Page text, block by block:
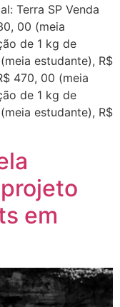
Terra SP Venda
00 (meia
de 1 kg de
estudante), R$
470, 00 (meia
de 1 kg de
estudante), R$
em